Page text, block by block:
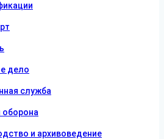
дело
служба
оборона
и архивоведение